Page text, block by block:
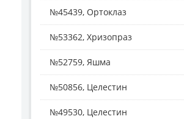
№45439, Ортоклаз
№53362, Хризопраз
№52759, Яшма
№50856, Целестин
№49530, Целестин